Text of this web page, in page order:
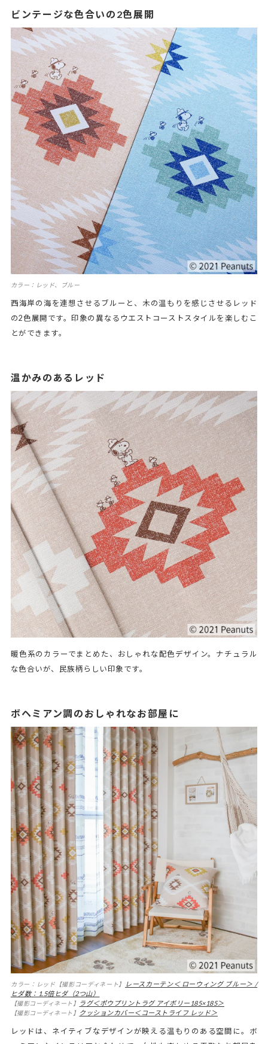
ビンテージな色合いの2色展開
カラー：レッド、ブルー
西海岸の海を連想させるブルーと、木の温もりを感じさせるレッド
の2色展開です。印象の異なるウエストコーストスタイルを楽しむこ
とができます。
温かみのあるレッド
暖色系のカラーでまとめた、おしゃれな配色デザイン。ナチュラル
な色合いが、民族柄らしい印象です。
ボヘミアン調のおしゃれなお部屋に
カラー：レッド【撮影コーディネート】
レースカーテン＜ ローウィング ブルー＞ /
ヒダ数：1.5倍ヒダ（2つ山）
【撮影コーディネート】 ラグ＜ポウプリントラグ アイボリー185×185＞
【撮影コーディネート】 クッションカバー＜コーストライフ レッド＞
レッドは、ネイティブなデザインが映える温もりのある空間に。ボ